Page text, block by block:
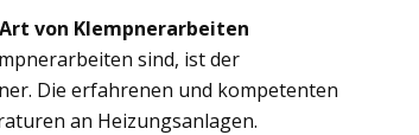
von Klempnerarbeiten
sind, ist der
Die erfahrenen und kompetenten
an Heizungsanlagen.